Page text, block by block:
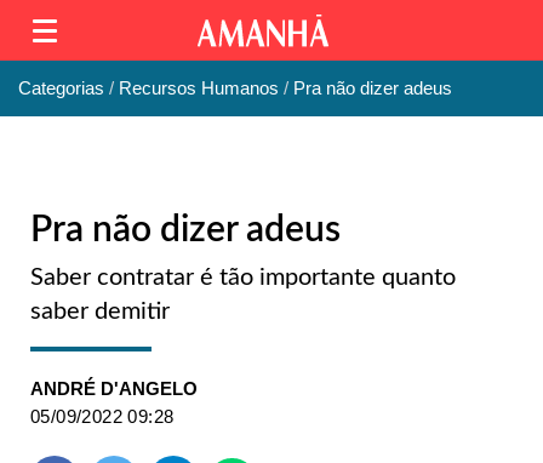
Categorias Recursos Humanos Pra não dizer adeus
Pra não dizer adeus
Saber contratar é tão importante quanto
saber demitir
ANDRÉ D'ANGELO
05/09/2022 09:28